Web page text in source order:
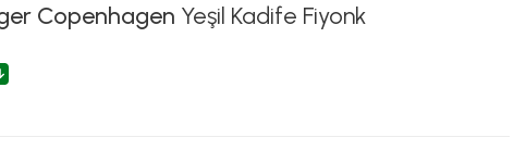
Copenhagen Yeşil Kadife Fiyonk